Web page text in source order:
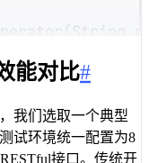
(String
能对比#
我们选取一个典型
试环境统一配置为8
接口。传统开